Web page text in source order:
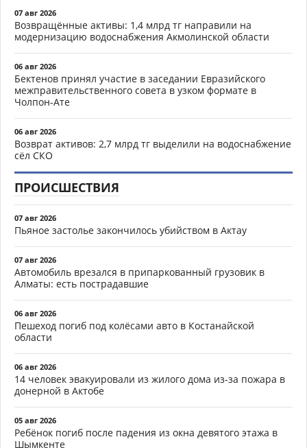
07 авг 2026
Возвращённые активы: 1,4 млрд тг направили на
модернизацию водоснабжения Акмолинской области
06 авг 2026
Бектенов принял участие в заседании Евразийского
межправительственного совета в узком формате в
Чолпон-Ате
06 авг 2026
Возврат активов: 2,7 млрд тг выделили на водоснабжение
сёл СКО
ПРОИСШЕСТВИЯ
07 авг 2026
Пьяное застолье закончилось убийством в Актау
07 авг 2026
Автомобиль врезался в припаркованный грузовик в
Алматы: есть пострадавшие
06 авг 2026
Пешеход погиб под колёсами авто в Костанайской
области
06 авг 2026
14 человек эвакуировали из жилого дома из-за пожара в
донерной в Актобе
05 авг 2026
Ребёнок погиб после падения из окна девятого этажа в
Шымкенте